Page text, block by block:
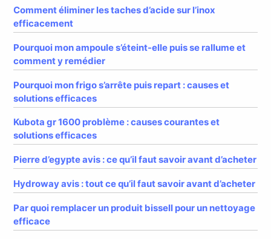
Comment éliminer les taches d’acide sur l’inox
efficacement
Pourquoi mon ampoule s’éteint-elle puis se rallume et
comment y remédier
Pourquoi mon frigo s’arrête puis repart : causes et
solutions efficaces
Kubota gr 1600 problème : causes courantes et
solutions efficaces
Pierre d’egypte avis : ce qu’il faut savoir avant d’acheter
Hydroway avis : tout ce qu’il faut savoir avant d’acheter
Par quoi remplacer un produit bissell pour un nettoyage
efficace